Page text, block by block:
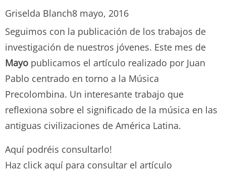
Griselda Blanch8 mayo, 2016
Seguimos con la publicación de los trabajos de
investigación de nuestros jóvenes. Este mes de
Mayo publicamos el artículo realizado por Juan
Pablo centrado en torno a la Música
Precolombina. Un interesante trabajo que
reflexiona sobre el significado de la música en las
antiguas civilizaciones de América Latina.
Aquí podréis consultarlo!
Haz click aquí para consultar el artículo